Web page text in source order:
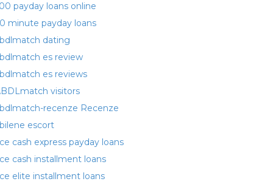
payday loans online
minute payday loans
dating
es review
es reviews
visitors
recenze Recenze
escort
cash express payday loans
cash installment loans
elite installment loans